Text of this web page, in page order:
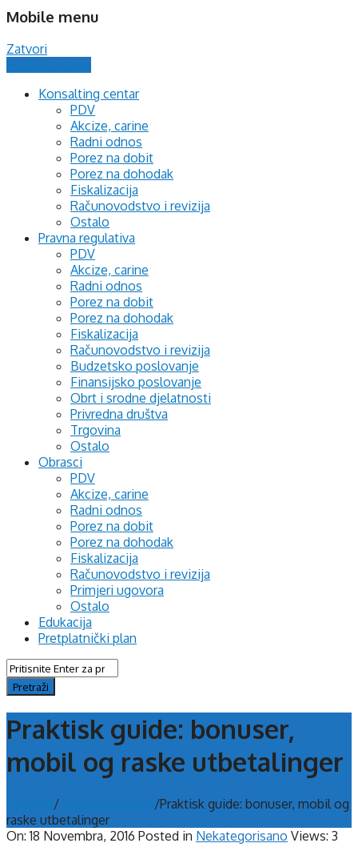
Mobile menu
Zatvori
Konsalting centar
PDV
Akcize, carine
Radni odnos
Porez na dobit
Porez na dohodak
Fiskalizacija
Računovodstvo i revizija
Ostalo
Pravna regulativa
PDV
Akcize, carine
Radni odnos
Porez na dobit
Porez na dohodak
Fiskalizacija
Računovodstvo i revizija
Budzetsko poslovanje
Finansijsko poslovanje
Obrt i srodne djelatnosti
Privredna društva
Trgovina
Ostalo
Obrasci
PDV
Akcize, carine
Radni odnos
Porez na dobit
Porez na dohodak
Fiskalizacija
Računovodstvo i revizija
Primjeri ugovora
Ostalo
Edukacija
Pretplatnički plan
Praktisk guide: bonuser,
mobil og raske utbetalinger
/ /Praktisk guide: bonuser, mobil og
raske utbetalinger
On: 18 Novembra, 2016 Posted in Nekategorisano Views: 3